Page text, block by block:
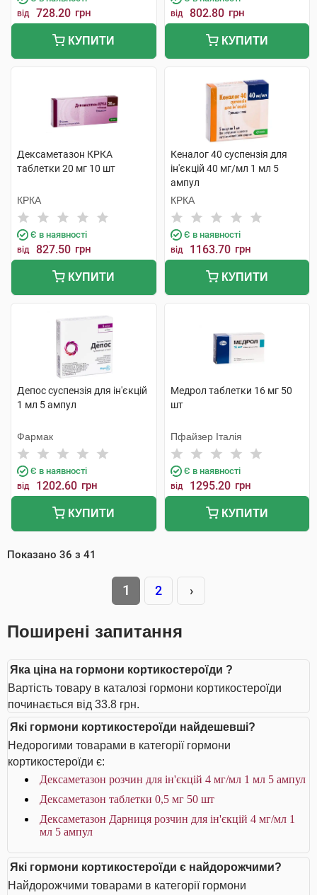
від 728.20 грн
КУПИТИ
від 802.80 грн
КУПИТИ
Дексаметазон КРКА
таблетки 20 мг 10 шт
КРКА
Є в наявності
від 827.50 грн
КУПИТИ
Кеналог 40 суспензія для
ін'єкцій 40 мг/мл 1 мл 5
ампул
КРКА
Є в наявності
від 1163.70 грн
КУПИТИ
Депос суспензія для ін'єкцій
1 мл 5 ампул
Фармак
Є в наявності
від 1202.60 грн
КУПИТИ
Медрол таблетки 16 мг 50
шт
Пфайзер Італія
Є в наявності
від 1295.20 грн
КУПИТИ
Показано 36 з 41
1 2 ›
Поширені запитання
Яка ціна на гормони кортикостероїди ?
Вартість товару в каталозі гормони кортикостероїди
починається від 33.8 грн.
Які гормони кортикостероїди найдешевші?
Недорогими товарами в категорії гормони
кортикостероїди є:
Дексаметазон розчин для ін'єкцій 4 мг/мл 1 мл 5 ампул
Дексаметазон таблетки 0,5 мг 50 шт
Дексаметазон Дарниця розчин для ін'єкцій 4 мг/мл 1
мл 5 ампул
Які гормони кортикостероїди є найдорожчими?
Найдорожчими товарами в категорії гормони